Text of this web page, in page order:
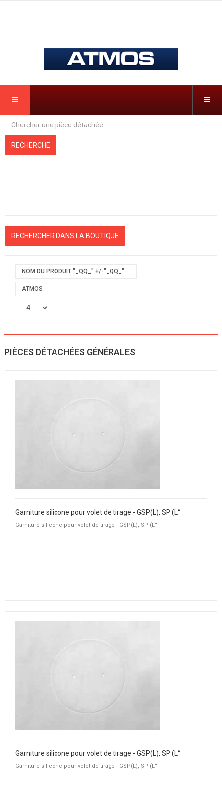
NOM DU PRODUIT "_QQ_" +/-"_QQ_"
ATMOS
PIÈCES DÉTACHÉES GÉNÉRALES
Garniture silicone pour volet de tirage - GSP(L), SP (L°
Garniture silicone pour volet de tirage - GSP(L), SP (L°
Garniture silicone pour volet de tirage - GSP(L), SP (L°
Garniture silicone pour volet de tirage - GSP(L), SP (L°